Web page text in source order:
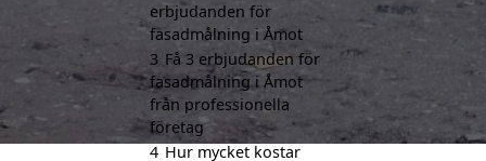
erbjudanden för
fasadmålning i Åmot
3 Få 3 erbjudanden för
fasadmålning i Åmot
från professionella
företag
4 Hur mycket kostar